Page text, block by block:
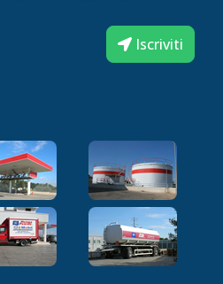
base delle
non ci si attende che
produrre effetti
quando utilizzato nelle
nella scheda di
Il prodotto non
per scopi diversi da
stato progettato. Al
assicurarsi di non
smaltire il prodotto in
vigente.
Iscriviti